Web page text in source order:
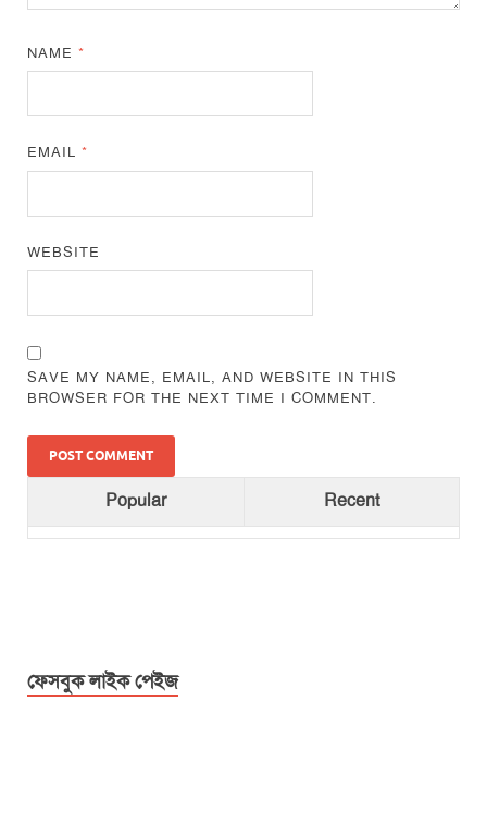
NAME*
EMAIL*
WEBSITE
SAVE MY NAME, EMAIL, AND WEBSITE IN THIS
BROWSER FOR THE NEXT TIME I COMMENT.
Popular Recent
ফেসবুক লাইক পেইজ